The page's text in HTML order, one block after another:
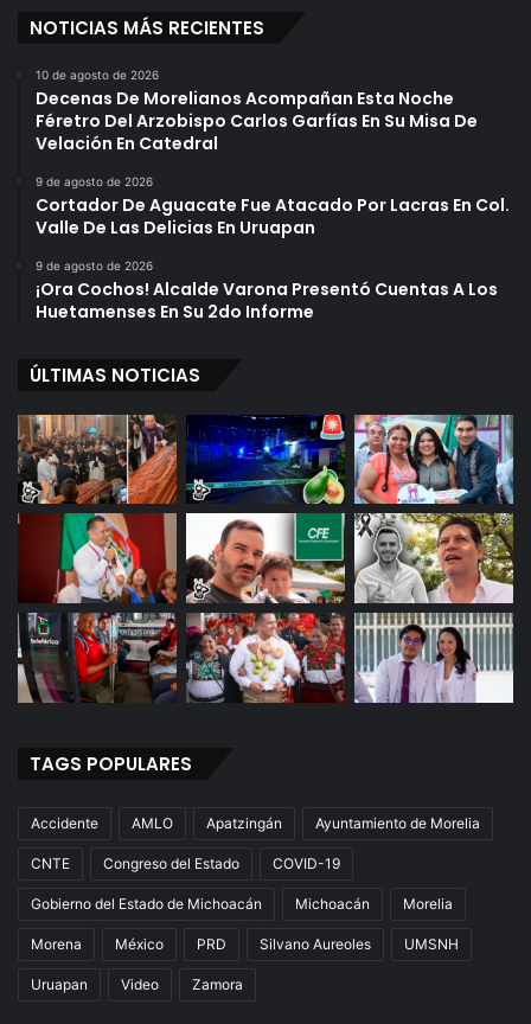
NOTICIAS MÁS RECIENTES
10 de agosto de 2026
Decenas De Morelianos Acompañan Esta Noche
Féretro Del Arzobispo Carlos Garfías En Su Misa De
Velación En Catedral
9 de agosto de 2026
Cortador De Aguacate Fue Atacado Por Lacras En Col.
Valle De Las Delicias En Uruapan
9 de agosto de 2026
¡Ora Cochos! Alcalde Varona Presentó Cuentas A Los
Huetamenses En Su 2do Informe
ÚLTIMAS NOTICIAS
TAGS POPULARES
Accidente AMLO Apatzingán Ayuntamiento de Morelia
CNTE Congreso del Estado COVID-19
Gobierno del Estado de Michoacán Michoacán Morelia
Morena México PRD Silvano Aureoles UMSNH
Uruapan Video Zamora